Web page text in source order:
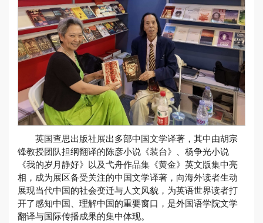
英国查思出版社展出多部中国文学译著，其中由胡宗
锋教授团队担纲翻译的陈彦小说《装台》、杨争光小说
《我的岁月静好》以及弋舟作品集《黄金》英文版集中亮
相，成为展区备受关注的中国文学译著，向海外读者生动
展现当代中国的社会变迁与人文风貌，为英语世界读者打
开了感知中国、理解中国的重要窗口，是外国语学院文学
翻译与国际传播成果的集中体现。